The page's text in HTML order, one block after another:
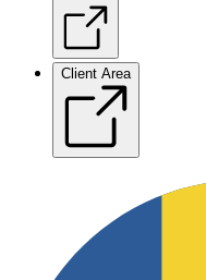
Client Area